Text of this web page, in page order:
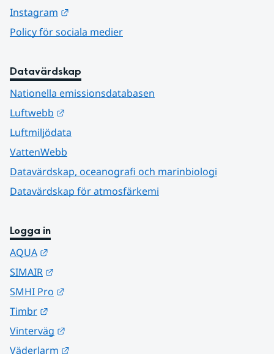
Instagram
Policy för sociala medier
Datavärdskap
Nationella emissionsdatabasen
Luftwebb
Luftmiljödata
VattenWebb
Datavärdskap, oceanografi och marinbiologi
Datavärdskap för atmosfärkemi
Logga in
AQUA
SIMAIR
SMHI Pro
Timbr
Vinterväg
Väderlarm